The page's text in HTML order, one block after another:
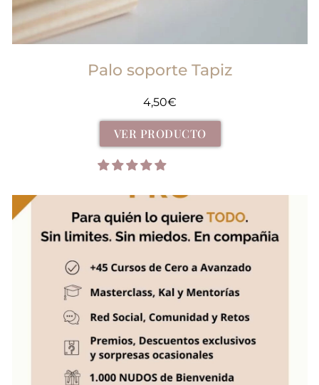
Palo soporte Tapiz
4,50€
VER PRODUCTO